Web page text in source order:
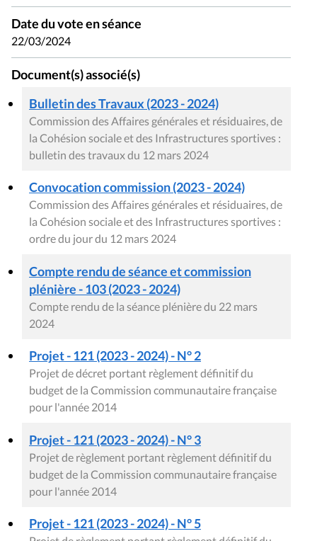
Date du vote en séance
22/03/2024
Document(s) associé(s)
Bulletin des Travaux (2023 - 2024)
Commission des Affaires générales et résiduaires, de
la Cohésion sociale et des Infrastructures sportives :
bulletin des travaux du 12 mars 2024
Convocation commission (2023 - 2024)
Commission des Affaires générales et résiduaires, de
la Cohésion sociale et des Infrastructures sportives :
ordre du jour du 12 mars 2024
Compte rendu de séance et commission
plénière - 103 (2023 - 2024)
Compte rendu de la séance plénière du 22 mars
2024
Projet - 121 (2023 - 2024) - N° 2
Projet de décret portant règlement définitif du
budget de la Commission communautaire française
pour l'année 2014
Projet - 121 (2023 - 2024) - N° 3
Projet de règlement portant règlement définitif du
budget de la Commission communautaire française
pour l'année 2014
Projet - 121 (2023 - 2024) - N° 5